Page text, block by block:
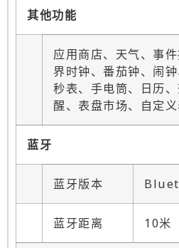
其他功能
应用商店、天气、事
界时钟、番茄钟、闹钟
秒表、手电筒、日历
醒、表盘市场、自定义
蓝牙
蓝牙版本
蓝牙距离 10米